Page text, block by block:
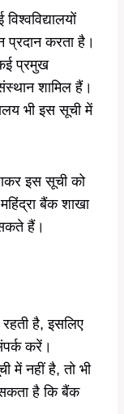
करता है।
प्रमुख
शामिल हैं।
भी इस सूची में
इस सूची को
बैंक शाखा
हैं।
है, इसलिए
करें।
नहीं है, तो भी
है कि बैंक